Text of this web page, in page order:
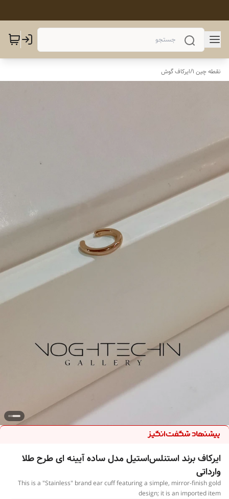
نقطه چین 1 /ایرکاف گوش
ایرکاف برند استنلس‌استیل مدل ساده آیینه ای طرح طلا
وارداتی
This is a "Stainless" brand ear cuff featuring a simple, mirror-finish gold
design; it is an imported item